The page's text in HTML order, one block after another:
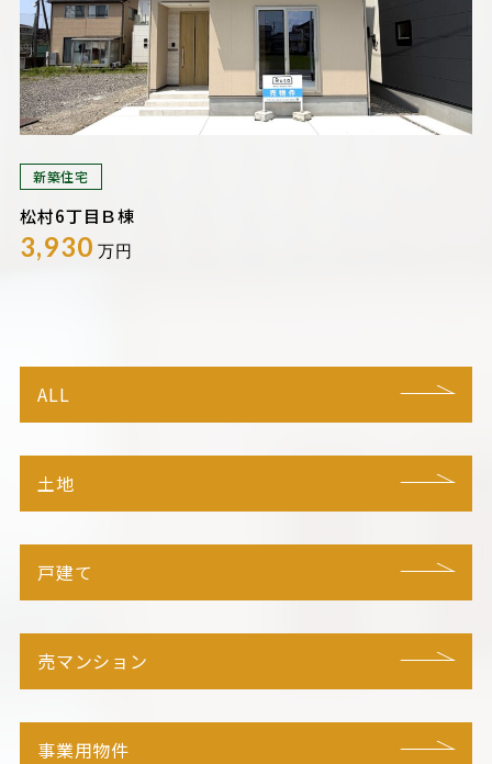
新築住宅
松村6丁目Ｂ棟
3,930 万円
ALL
土地
戸建て
売マンション
事業用物件